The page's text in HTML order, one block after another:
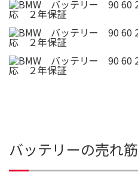
バッテリーの売れ